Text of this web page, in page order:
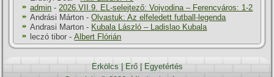
admin -2026.VII.9. EL-selejtező: Vojvodina – Ferencváros: 1-2
Andrási Márton -Olvastuk: Az elfeledett futball-legenda
Andrasi Marton - Kubala László – Ladislao Kubala
leczó tibor -Albert Flórián
Erkölcs | Erő| Egyetértés